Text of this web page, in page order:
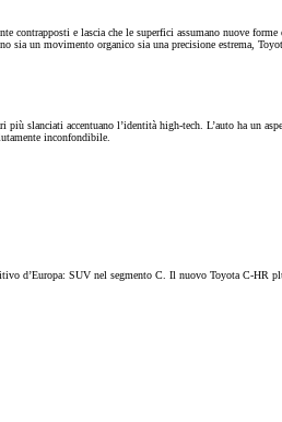
e lascia che le superfici assumano nuove
un movimento organico sia una precisione estrema,
slanciati accentuano l’identità high-tech. L’auto ha un
inconfondibile.
d’Europa: SUV nel segmento C. Il nuovo Toyota C-HR